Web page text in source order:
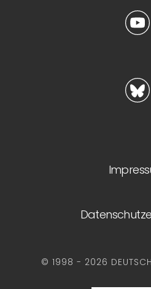
© 1998 - 2026